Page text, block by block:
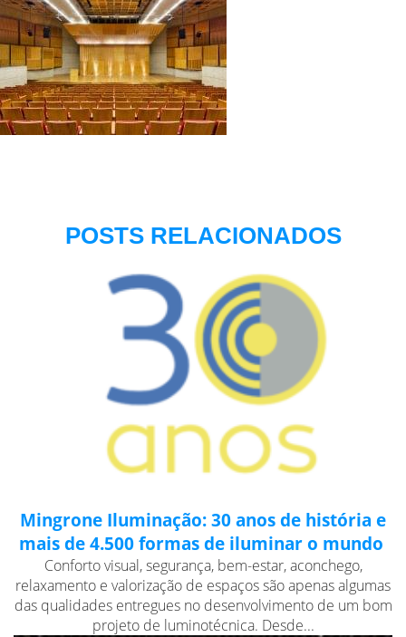
POSTS RELACIONADOS
Mingrone Iluminação: 30 anos de história e
mais de 4.500 formas de iluminar o mundo
Conforto visual, segurança, bem-estar, aconchego,
relaxamento e valorização de espaços são apenas algumas
das qualidades entregues no desenvolvimento de um bom
projeto de luminotécnica. Desde...